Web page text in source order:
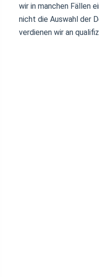
wir in manchen Fällen
nicht die Auswahl der
verdienen wir an